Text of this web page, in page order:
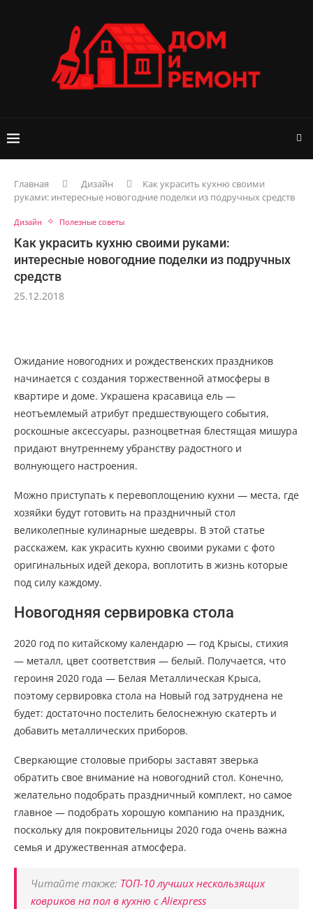
Главная Дизайн
Как украсить кухню своими
руками: интересные новогодние поделки из подручных средств
Дизайн Полезные советы
Как украсить кухню своими руками:
интересные новогодние поделки из подручных
средств
25.12.2018
Ожидание новогодних и рождественских праздников
начинается с создания торжественной атмосферы в
квартире и доме. Украшена красавица ель —
неотъемлемый атрибут предшествующего события,
роскошные аксессуары, разноцветная блестящая мишура
придают внутреннему убранству радостного и
волнующего настроения.
Можно приступать к перевоплощению кухни — места, где
хозяйки будут готовить на праздничный стол
великолепные кулинарные шедевры. В этой статье
расскажем, как украсить кухню своими руками с фото
оригинальных идей декора, воплотить в жизнь которые
под силу каждому.
Новогодняя сервировка стола
2020 год по китайскому календарю — год Крысы, стихия
— металл, цвет соответствия — белый. Получается, что
героиня 2020 года — Белая Металлическая Крыса,
поэтому сервировка стола на Новый год затруднена не
будет: достаточно постелить белоснежную скатерть и
добавить металлических приборов.
Сверкающие столовые приборы заставят зверька
обратить свое внимание на новогодний стол. Конечно,
желательно подобрать праздничный комплект, но самое
главное — подобрать хорошую компанию на праздник,
поскольку для покровительницы 2020 года очень важна
семья и дружественная атмосфера.
Читайте также: ТОП-10 лучших нескользящих
ковриков на пол в кухню с Aliexpress